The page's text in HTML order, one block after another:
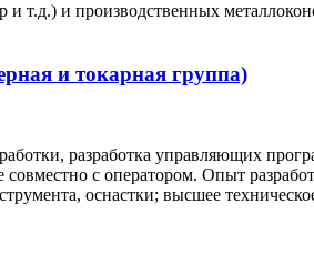
и т.д.) и производственных
и токарная группа)
разработка управляющих
совместно с оператором. Опыт
оснастки; высшее